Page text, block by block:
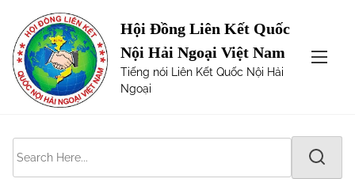
Hội Đồng Liên Kết Quốc
Nội Hải Ngoại Việt Nam
Tiếng nói Liên Kết Quốc Nội Hải
Ngoại
Page not Found
The requested url was not found on this server. Maybe
try one of the links below or a search?
e